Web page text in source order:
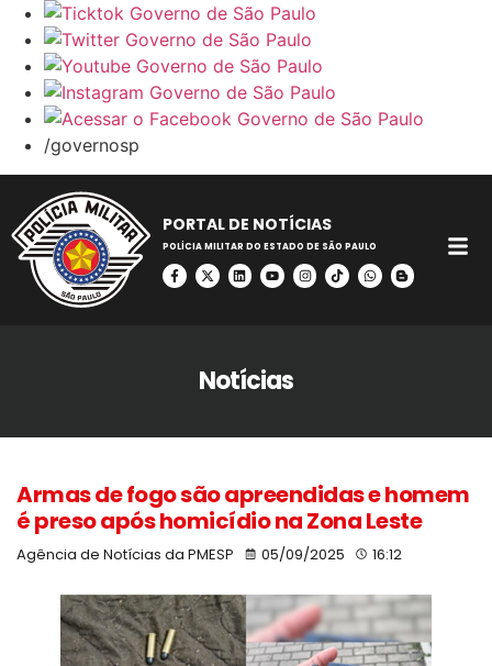
/governosp
PORTAL DE NOTÍCIAS
POLÍCIA MILITAR DO ESTADO DE SÃO PAULO
Notícias
Armas de fogo são apreendidas e homem
é preso após homicídio na Zona Leste
Agência de Notícias da PMESP 05/09/2025 16:12